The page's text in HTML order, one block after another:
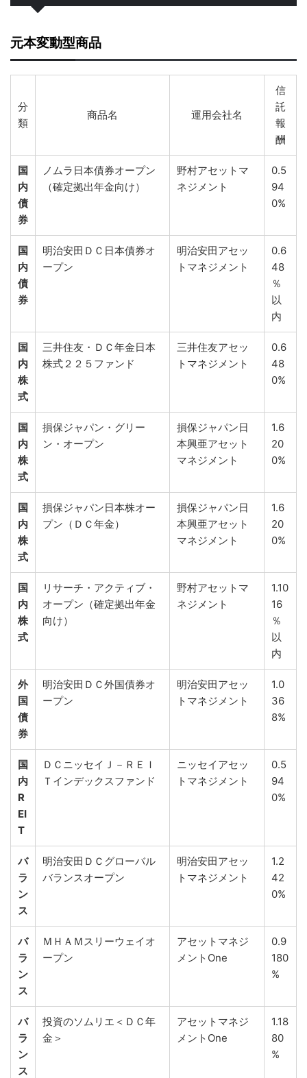
元本変動型商品
分
類
商品名 運用会社名
信
託
報
酬
国
内
債
券
ノムラ日本債券オープン
（確定拠出年金向け）
野村アセットマ
ネジメント
0.5
94
0%
国
内
債
券
明治安田ＤＣ日本債券オ
ープン
明治安田アセッ
トマネジメント
0.6
48
％
以
内
国
内
株
式
三井住友・ＤＣ年金日本
株式２２５ファンド
三井住友アセッ
トマネジメント
0.6
48
0%
国
内
株
式
損保ジャパン・グリー
ン・オープン
損保ジャパン日
本興亜アセット
マネジメント
1.6
20
0%
国
内
株
式
損保ジャパン日本株オー
プン（ＤＣ年金）
損保ジャパン日
本興亜アセット
マネジメント
1.6
20
0%
国
内
株
式
リサーチ・アクティブ・
オープン（確定拠出年金
向け）
野村アセットマ
ネジメント
1.10
16
％
以
内
外
国
債
券
明治安田ＤＣ外国債券オ
ープン
明治安田アセッ
トマネジメント
1.0
36
8%
国
内
R
EI
T
ＤＣニッセイＪ－ＲＥＩ
Ｔインデックスファンド
ニッセイアセッ
トマネジメント
0.5
94
0%
バ
ラ
ン
ス
明治安田ＤＣグローバル
バランスオープン
明治安田アセッ
トマネジメント
1.2
42
0%
バ
ラ
ン
ス
ＭＨＡＭスリーウェイオ
ープン
アセットマネジ
メントOne
0.9
180
%
バ
ラ
ン
ス
投資のソムリエ＜ＤＣ年
金＞
アセットマネジ
メントOne
1.18
80
%